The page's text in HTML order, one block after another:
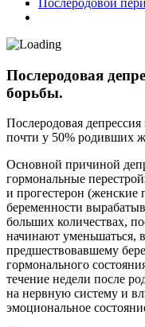
Послеродовой
Послеродовая
борьбы.
Послеродовая
почти у 50% родивших
Основной причиной
гормональные
и прогестерон
беременности
больших количествах,
начинают уменьшаться,
предшествовавшему
гормонального
течение недели после
на нервную систему и
эмоциональное